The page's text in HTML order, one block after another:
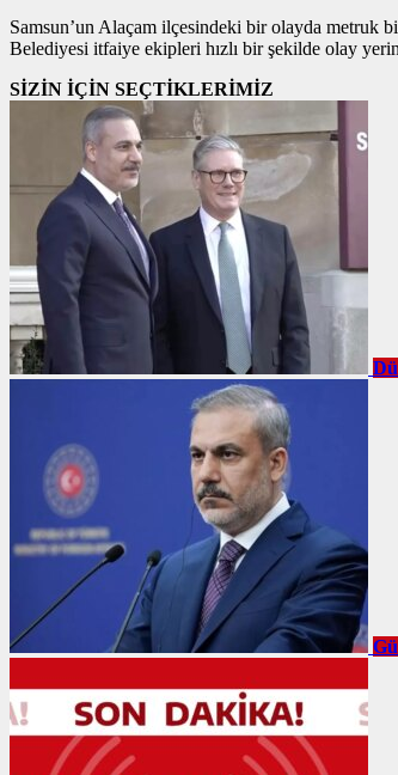
Samsun’un Alaçam ilçesindeki bir olayda metruk
Belediyesi itfaiye ekipleri hızlı bir şekilde olay
SİZİN İÇİN SEÇTİKLERİMİZ